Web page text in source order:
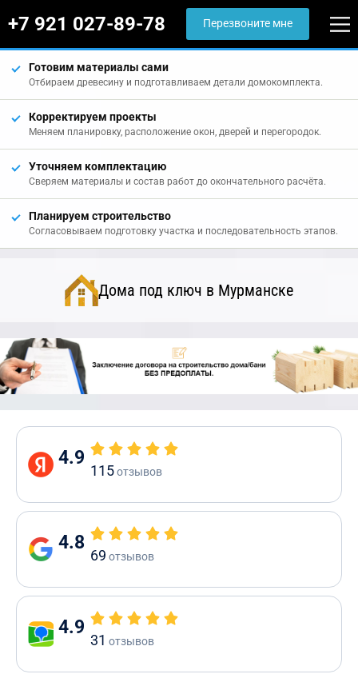
+7 921 027-89-78 Перезвоните мне
Готовим материалы сами
Отбираем древесину и подготавливаем детали домокомплекта.
Корректируем проекты
Меняем планировку, расположение окон, дверей и перегородок.
Уточняем комплектацию
Сверяем материалы и состав работ до окончательного расчёта.
Планируем строительство
Согласовываем подготовку участка и последовательность этапов.
Дома под ключ в Мурманске
4.9
115отзывов
4.8
69 отзывов
4.9
31 отзывов